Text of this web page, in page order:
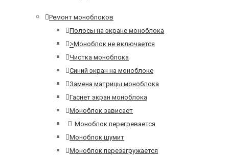
Ремонт моноблоков
Полосы на экране моноблока
>Моноблок не включается
Чистка моноблока
Синий экран на моноблоке
Замена матрицы моноблока
Гаснет экран моноблока
Моноблок зависает
Моноблок перегревается
Моноблок шумит
Моноблок перезагружается